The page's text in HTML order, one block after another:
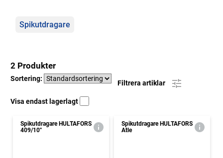
Kategorier
Spikutdragare
2 Produkter
Sortering:
Filtrera artiklar
Visa endast lagerlagt
Spikutdragare HULTAFORS
409/10''
Spikutdragare HULTAFORS
Atle